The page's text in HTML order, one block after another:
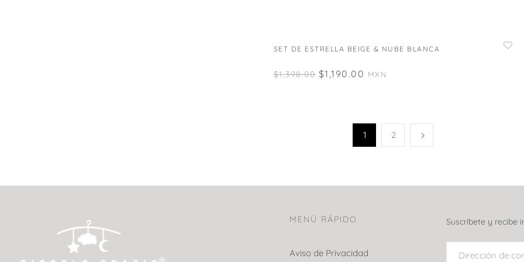
SET DE ESTRELLA BEIGE & NUBE BLANCA
$1,398.00 $1,190.00 MXN
1 2
MENÚ RÁPIDO
Aviso de Privacidad
Suscríbete y recibe